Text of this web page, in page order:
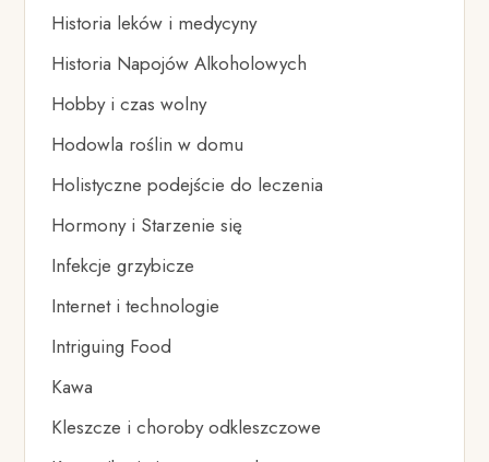
Historia leków i medycyny
Historia Napojów Alkoholowych
Hobby i czas wolny
Hodowla roślin w domu
Holistyczne podejście do leczenia
Hormony i Starzenie się
Infekcje grzybicze
Internet i technologie
Intriguing Food
Kawa
Kleszcze i choroby odkleszczowe